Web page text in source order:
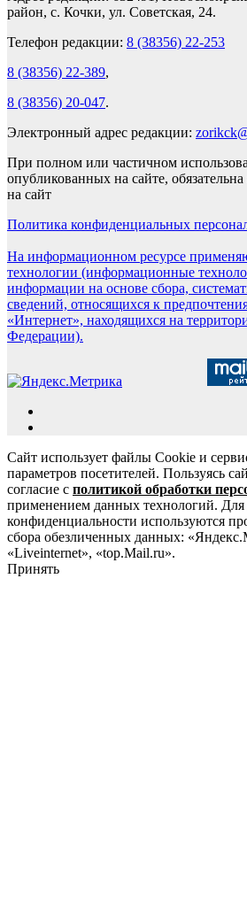
район, с. Кочки, ул. Советская, 24.
Телефон редакции: 8 (38356) 22-253
8 (38356) 22-389,
8 (38356) 20-047.
Электронный адрес редакции:
При полном или частичном
опубликованных на сайте,
на сайт
Политика конфиденциальных
На информационном ресурсе
технологии (информационные
информации на основе сбора,
сведений, относящихся к
«Интернет», находящихся на
Федерации).
Сайт использует файлы Cookie и
параметров посетителей. Пользуясь
согласие с политикой обработки
применением данных технологий. Для
конфиденциальности используются
сбора обезличенных данных:
«Liveinternet», «top.Mail.ru».
Принять